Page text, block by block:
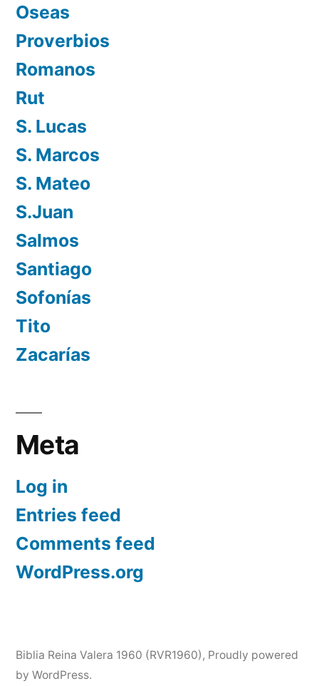
Oseas
Proverbios
Romanos
Rut
S. Lucas
S. Marcos
S. Mateo
S.Juan
Salmos
Santiago
Sofonías
Tito
Zacarías
Meta
Log in
Entries feed
Comments feed
WordPress.org
Biblia Reina Valera 1960 (RVR1960) , Proudly powered
by WordPress.